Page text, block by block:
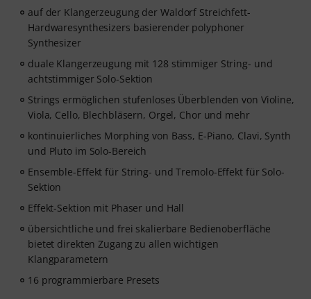
auf der Klangerzeugung der Waldorf Streichfett-
Hardwaresynthesizers basierender polyphoner
Synthesizer
duale Klangerzeugung mit 128 stimmiger String- und
achtstimmiger Solo-Sektion
Strings ermöglichen stufenloses Überblenden von Violine,
Viola, Cello, Blechbläsern, Orgel, Chor und mehr
kontinuierliches Morphing von Bass, E-Piano, Clavi, Synth
und Pluto im Solo-Bereich
Ensemble-Effekt für String- und Tremolo-Effekt für Solo-
Sektion
Effekt-Sektion mit Phaser und Hall
übersichtliche und frei skalierbare Bedienoberfläche
bietet direkten Zugang zu allen wichtigen
Klangparametern
16 programmierbare Presets